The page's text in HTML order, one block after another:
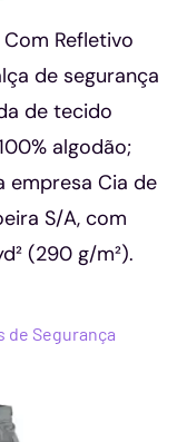
Refletivo
de segurança
de tecido
algodão;
empresa Cia de
S/A, com
(290 g/m²).
de Segurança